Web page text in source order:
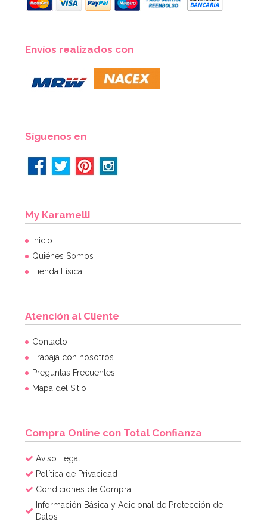
Envíos realizados con
Síguenos en
My Karamelli
Inicio
Quiénes Somos
Tienda Física
Atención al Cliente
Contacto
Trabaja con nosotros
Preguntas Frecuentes
Mapa del Sitio
Compra Online con Total Confianza
Aviso Legal
Política de Privacidad
Condiciones de Compra
Información Básica y Adicional de Protección de
Datos